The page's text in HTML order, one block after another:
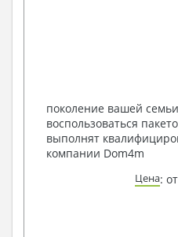
поколение вашей
воспользоваться
выполнят
компании Dom4m
Цена: от